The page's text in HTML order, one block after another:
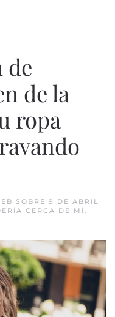
de
de la
ropa
SOBRE 9 DE ABRIL
CERCA DE MÍ